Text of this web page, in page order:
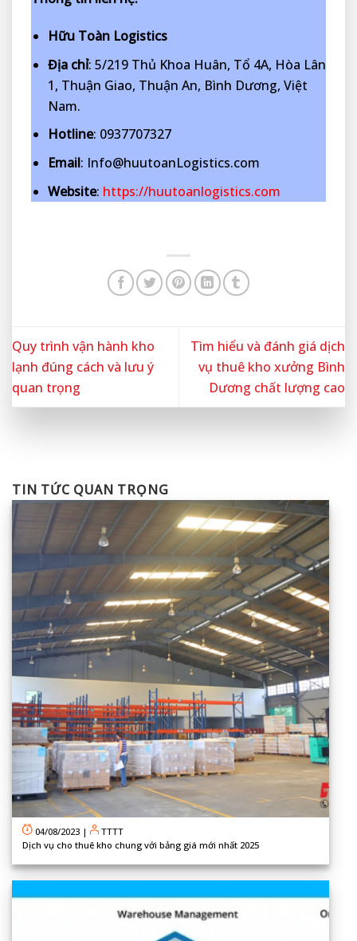
Hữu Toàn Logistics
Địa chỉ: 5/219 Thủ Khoa Huân, Tổ 4A, Hòa Lân
1, Thuận Giao, Thuận An, Bình Dương, Việt
Nam.
Hotline: 0937707327
Email: Info@huutoanLogistics.com
Website: https://huutoanlogistics.com
Quy trình vận hành kho
lạnh đúng cách và lưu ý
quan trọng
Tìm hiểu và đánh giá dịch
vụ thuê kho xưởng Bình
Dương chất lượng cao
TIN TỨC QUAN TRỌNG
04/08/2023 |
TTTT
Dịch vụ cho thuê kho chung với bảng giá mới nhất 2025